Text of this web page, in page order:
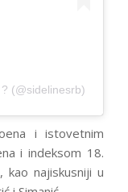
(@sidelinesrb)
i istovetnim
i indeksom 18.
kao najiskusniji u